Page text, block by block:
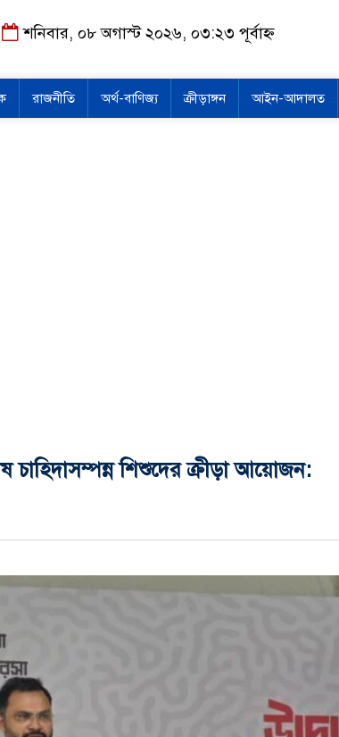
শনিবার, ০৮ অগাস্ট ২০২৬, ০৩:২৩ পূর্বাহ্ন
রাজনীতি অর্থ-বাণিজ্য ক্রীড়াঙ্গন আইন-আদালত
চাহিদাসম্পন্ন শিশুদের ক্রীড়া আয়োজন: